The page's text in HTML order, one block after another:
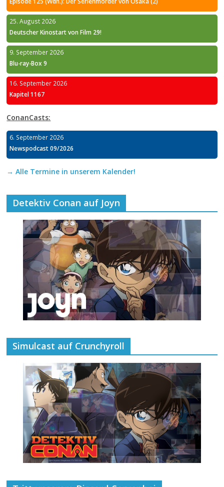
25. August 2026
Deutscher Kinostart von Film 29!
9. September 2026
Blu-ray-Box 9
16. September 2026
Kapitel 1167
ConanCasts:
6. September 2026
Newspodcast 09/2026
→ Alle Termine in unserem Kalender!
Detektiv Conan auf Joyn
Simulcast auf Crunchyroll